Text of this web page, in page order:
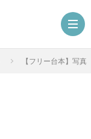
【フリー台本】写真